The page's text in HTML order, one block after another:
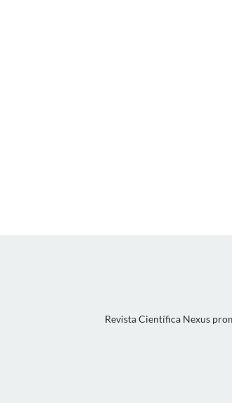
Revista Científica Nexus